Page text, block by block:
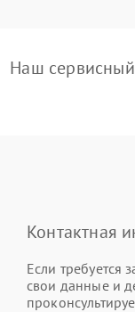
Наш
Контактная
Если требуется
свои данные и